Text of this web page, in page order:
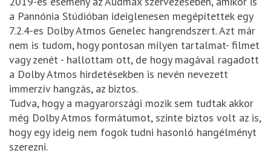
a Pannónia Stúdióban ideiglenesen megépítettek egy
7.2.4-es Dolby Atmos Genelec hangrendszert. Azt már
nem is tudom, hogy pontosan milyen tartalmat- filmet
vagy zenét - hallottam ott, de hogy magával ragadott
a Dolby Atmos hirdetésekben is nevén nevezett
immerzív hangzás, az biztos.
Tudva, hogy a magyarországi mozik sem tudtak akkor
még Dolby Atmos formátumot, szinte biztos volt az is,
hogy egy ideig nem fogok tudni hasonló hangélményt
szerezni.